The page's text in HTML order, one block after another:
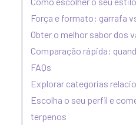
Força e formato: garrafa
Obter o melhor sabor dos
Comparação rápida:
FAQs
Explorar categorias
Escolha o seu perfil e
terpenos